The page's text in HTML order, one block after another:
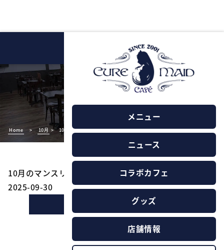
メニュー
ニュース
コラボカフェ
グッズ
店舗情報
NEWS
Home > 10月 > 10月のマンスリードリンク
10月のマンスリードリンク
2025-09-30
ニュースの一覧に戻る